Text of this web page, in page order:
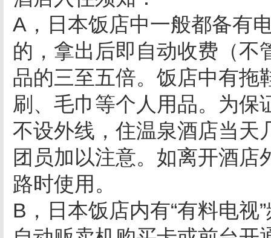
A，日本饭店中一般都备有
的，拿出后即自动收费（不
品的三至五倍。饭店中有拖
刷、毛巾等个人用品。为保
不设外线，住温泉酒店当天
团员加以注意。如离开酒
路时使用。
B，日本饭店内有“有料电视